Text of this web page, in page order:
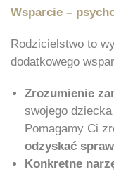
Wsparcie –
Rodzicielstwo to
dodatkowego
Zrozumienie
swojego
Pomagamy Ci
odzyskać
Konkretne